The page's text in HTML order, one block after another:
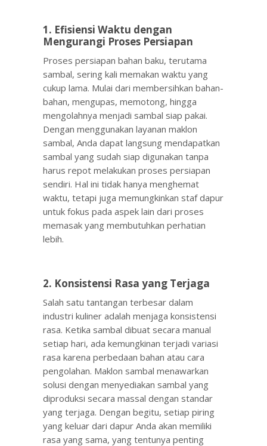
1. Efisiensi Waktu dengan
Mengurangi Proses Persiapan
Proses persiapan bahan baku, terutama
sambal, sering kali memakan waktu yang
cukup lama. Mulai dari membersihkan bahan-
bahan, mengupas, memotong, hingga
mengolahnya menjadi sambal siap pakai.
Dengan menggunakan layanan maklon
sambal, Anda dapat langsung mendapatkan
sambal yang sudah siap digunakan tanpa
harus repot melakukan proses persiapan
sendiri. Hal ini tidak hanya menghemat
waktu, tetapi juga memungkinkan staf dapur
untuk fokus pada aspek lain dari proses
memasak yang membutuhkan perhatian
lebih.
2. Konsistensi Rasa yang Terjaga
Salah satu tantangan terbesar dalam
industri kuliner adalah menjaga konsistensi
rasa. Ketika sambal dibuat secara manual
setiap hari, ada kemungkinan terjadi variasi
rasa karena perbedaan bahan atau cara
pengolahan. Maklon sambal menawarkan
solusi dengan menyediakan sambal yang
diproduksi secara massal dengan standar
yang terjaga. Dengan begitu, setiap piring
yang keluar dari dapur Anda akan memiliki
rasa yang sama, yang tentunya penting